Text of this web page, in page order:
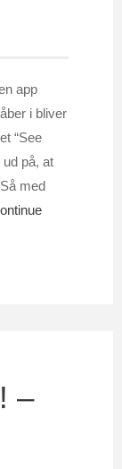
app
i bliver
“See
ud på, at
med
–